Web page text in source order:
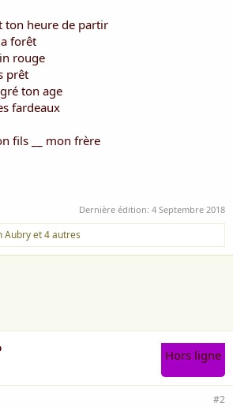
ton heure de partir
forêt
rouge
prêt
ton age
fardeaux
fils __ mon frère
Dernière édition: 4 Septembre 2018
Aubryet 4 autres
Hors ligne
#2